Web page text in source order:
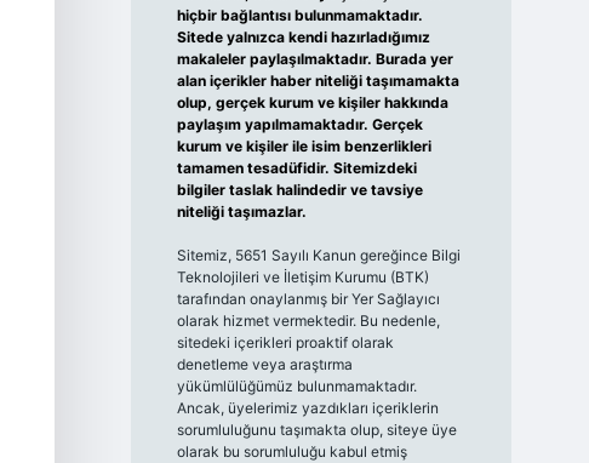
hiçbir bağlantısı bulunmamaktadır.
Sitede yalnızca kendi hazırladığımız
makaleler paylaşılmaktadır. Burada yer
alan içerikler haber niteliği taşımamakta
olup, gerçek kurum ve kişiler hakkında
paylaşım yapılmamaktadır. Gerçek
kurum ve kişiler ile isim benzerlikleri
tamamen tesadüfidir. Sitemizdeki
bilgiler taslak halindedir ve tavsiye
niteliği taşımazlar.
Sitemiz, 5651 Sayılı Kanun gereğince Bilgi
Teknolojileri ve İletişim Kurumu (BTK)
tarafından onaylanmış bir Yer Sağlayıcı
olarak hizmet vermektedir. Bu nedenle,
sitedeki içerikleri proaktif olarak
denetleme veya araştırma
yükümlülüğümüz bulunmamaktadır.
Ancak, üyelerimiz yazdıkları içeriklerin
sorumluluğunu taşımakta olup, siteye üye
olarak bu sorumluluğu kabul etmiş